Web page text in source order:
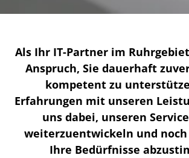
Als Ihr IT-Partner im
Anspruch, Sie dauerhaft
kompetent zu
Erfahrungen mit unseren
uns dabei, unseren
weiterzuentwickeln und noch
Ihre Bedürfnisse